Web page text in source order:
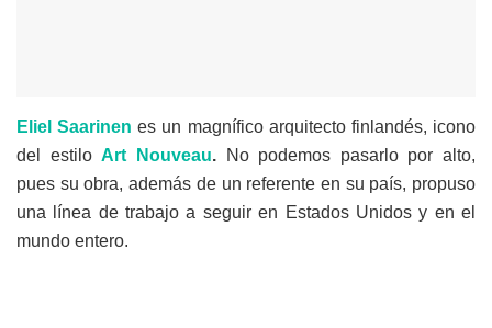
Eliel Saarinen es un magnífico arquitecto finlandés, icono
del estiloArt Nouveau.
No podemos pasarlo por alto,
pues su obra, además de un referente en su país, propuso
una línea de trabajo a seguir en Estados Unidos y en el
mundo entero.